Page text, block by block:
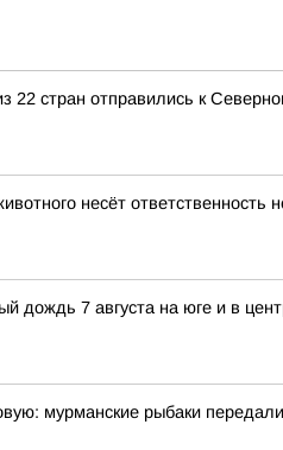
22 стран отправились к
несёт ответственность
дождь 7 августа на юге и в
мурманские рыбаки